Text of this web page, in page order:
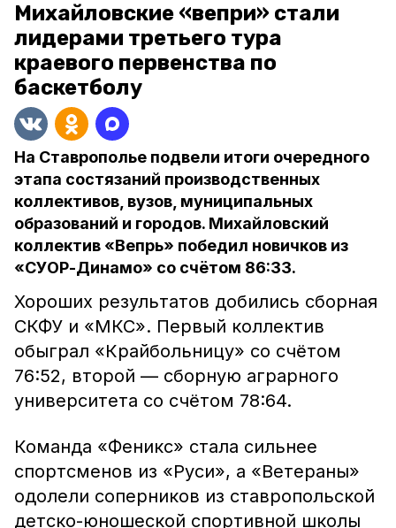
Михайловские «вепри» стали
лидерами третьего тура
краевого первенства по
баскетболу
На Ставрополье подвели итоги очередного
этапа состязаний производственных
коллективов, вузов, муниципальных
образований и городов. Михайловский
коллектив «Вепрь» победил новичков из
«СУОР-Динамо» со счётом 86:33.
Хороших результатов добились сборная
СКФУ и «МКС». Первый коллектив
обыграл «Крайбольницу» со счётом
76:52, второй — сборную аграрного
университета со счётом 78:64.
Команда «Феникс» стала сильнее
спортсменов из «Руси», а «Ветераны»
одолели соперников из ставропольской
детско-юношеской спортивной школы